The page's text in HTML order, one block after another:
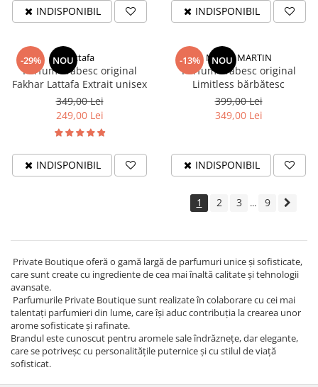
INDISPONIBIL INDISPONIBIL
-29% NOULattafa
Parfum arăbesc original
Fakhar Lattafa Extrait unisex
349,00 Lei
249,00 Lei
INDISPONIBIL
-13% NOU
MATIN MARTIN
Parfum arăbesc original
Limitless bărbătesc
399,00 Lei
349,00 Lei
INDISPONIBIL
1 2 3 ... 9
Private Boutique oferă o gamă largă de parfumuri unice și sofisticate,
care sunt create cu ingrediente de cea mai înaltă calitate și tehnologii
avansate.
Parfumurile Private Boutique sunt realizate în colaborare cu cei mai
talentați parfumieri din lume, care își aduc contribuția la crearea unor
arome sofisticate și rafinate.
Brandul este cunoscut pentru aromele sale îndrăznețe, dar elegante,
care se potriveșc cu personalitățile puternice și cu stilul de viață
sofisticat.